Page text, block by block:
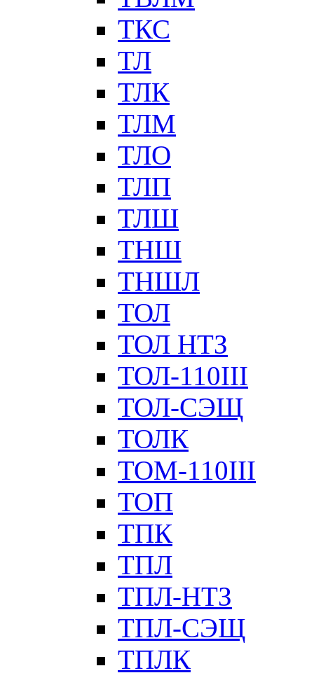
ТКС
ТЛ
ТЛК
ТЛМ
ТЛО
ТЛП
ТЛШ
ТНШ
ТНШЛ
ТОЛ
ТОЛ НТЗ
ТОЛ-110III
ТОЛ-СЭЩ
ТОЛК
ТОМ-110III
ТОП
ТПК
ТПЛ
ТПЛ-НТЗ
ТПЛ-СЭЩ
ТПЛК